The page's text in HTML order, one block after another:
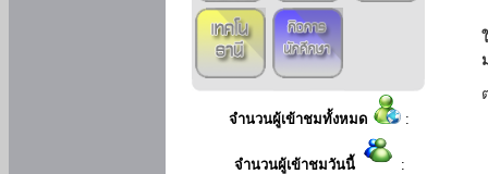
จำนวนผู้เข้าชมทั้งหมด :
จำนวนผู้เข้าชมวันนี้ :